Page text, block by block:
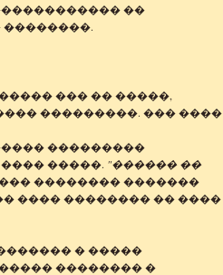
��
��������.
��� �� �����,
���������. ��� ����
���������
�����. "������ ��
�������� �������
���� �������� �� ����
� �����
�������� �